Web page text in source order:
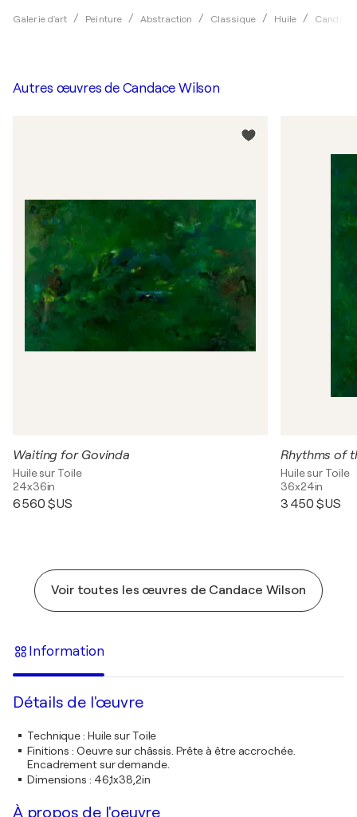
Galerie d'art Peinture Abstraction Classique Huile
Autres œuvres de Candace Wilson
Waiting for Govinda
Huile sur Toile
24x36in
6 560 $US
Rhythms of
Huile sur Toile
36x24in
3 450 $US
Voir toutes les œuvres de Candace Wilson
Information
Détails de l'œuvre
Technique: Huile sur Toile
Finitions : Oeuvre sur châssis. Prête à être accrochée.
Encadrement sur demande.
Dimensions : 46,1x38,2in
À propos de l'oeuvre